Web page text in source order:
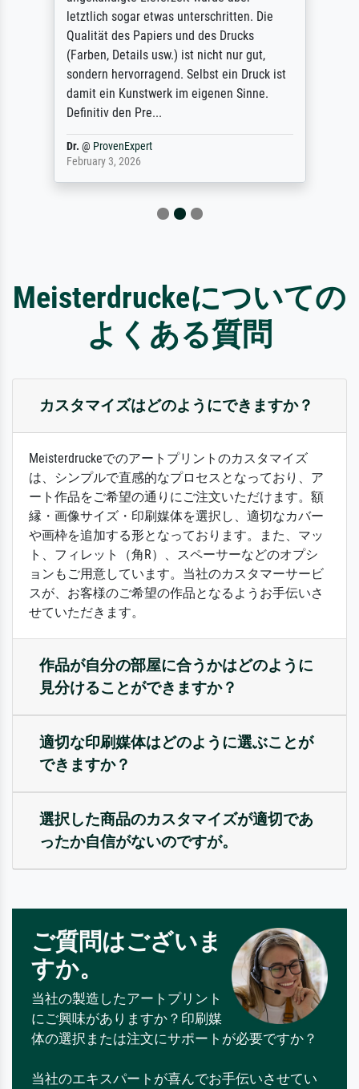
letztlich sogar etwas unterschritten. Die
Qualität des Papiers und des Drucks
(Farben, Details usw.) ist nicht nur gut,
sondern hervorragend. Selbst ein Druck ist
damit ein Kunstwerk im eigenen Sinne.
Definitiv den Pre...
Dr. @ ProvenExpert
February 3, 2026
Meisterdruckeについての
よくある質問
カスタマイズはどのようにできますか？
Meisterdruckeでのアートプリントのカスタマイズ
は、シンプルで直感的なプロセスとなっており、ア
ート作品をご希望の通りにご注文いただけます。額
縁・画像サイズ・印刷媒体を選択し、適切なカバー
や画枠を追加する形となっております。また、マッ
ト、フィレット（角R）、スペーサーなどのオプシ
ョンもご用意しています。当社のカスタマーサービ
スが、お客様のご希望の作品となるようお手伝いさ
せていただきます。
作品が自分の部屋に合うかはどのように
見分けることができますか？
適切な印刷媒体はどのように選ぶことが
できますか？
選択した商品のカスタマイズが適切であ
ったか自信がないのですが。
ご質問はございま
すか。
当社の製造したアートプリント
にご興味がありますか？印刷媒
体の選択または注文にサポートが必要ですか？
当社のエキスパートが喜んでお手伝いさせてい